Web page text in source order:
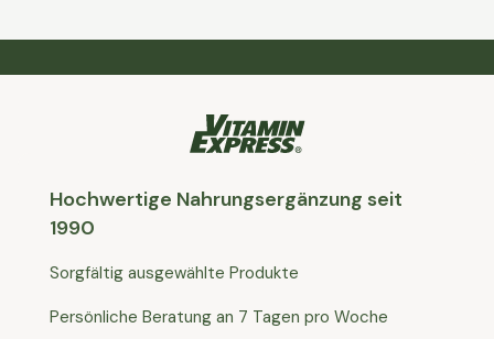
Hochwertige Nahrungsergänzung seit
1990
Sorgfältig ausgewählte Produkte
Persönliche Beratung an 7 Tagen pro Woche